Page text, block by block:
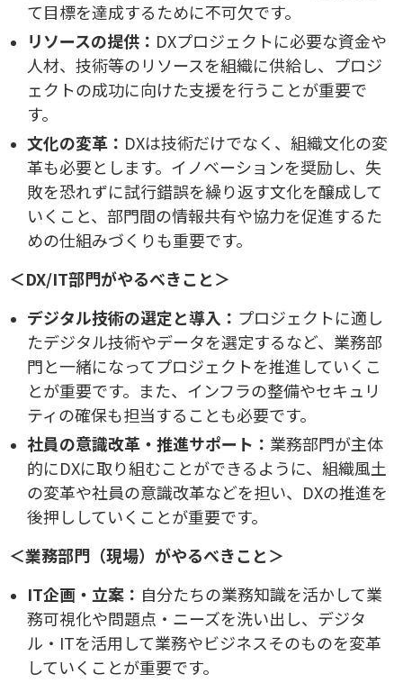
て目標を達成するために不可欠です。
リソースの提供： DXプロジェクトに必要な資金や
人材、技術等のリソースを組織に供給し、プロジ
ェクトの成功に向けた支援を行うことが重要で
す。
文化の変革： DXは技術だけでなく、組織文化の変
革も必要とします。イノベーションを奨励し、失
敗を恐れずに試行錯誤を繰り返す文化を醸成して
いくこと、部門間の情報共有や協力を促進するた
めの仕組みづくりも重要です。
＜DX/IT部門がやるべきこと＞
デジタル技術の選定と導入： プロジェクトに適し
たデジタル技術やデータを選定するなど、業務部
門と一緒になってプロジェクトを推進していくこ
とが重要です。また、インフラの整備やセキュリ
ティの確保も担当することも必要です。
社員の意識改革・推進サポート： 業務部門が主体
的にDXに取り組むことができるように、組織風土
の変革や社員の意識改革などを担い、DXの推進を
後押ししていくことが重要です。
＜業務部門（現場）がやるべきこと＞
IT企画・立案： 自分たちの業務知識を活かして業
務可視化や問題点・ニーズを洗い出し、デジタ
ル・ITを活用して業務やビジネスそのものを変革
していくことが重要です。